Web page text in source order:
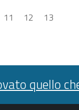
11 12
13
quello